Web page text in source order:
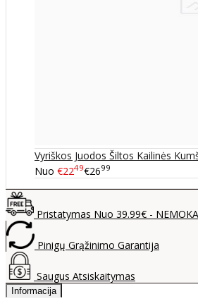
Vyriškos Juodos Šiltos Kailinės
Nuo €2249€2699
Pristatymas Nuo 39.99€ -
Pinigų Grąžinimo Garantija
Saugus Atsiskaitymas
Informacija